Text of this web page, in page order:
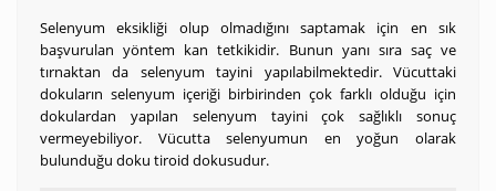
Selenyum eksikliği olup olmadığını saptamak için en sık
başvurulan yöntem kan tetkikidir. Bunun yanı sıra saç ve
tırnaktan da selenyum tayini yapılabilmektedir. Vücuttaki
dokuların selenyum içeriği birbirinden çok farklı olduğu için
dokulardan yapılan selenyum tayini çok sağlıklı sonuç
vermeyebiliyor. Vücutta selenyumun en yoğun olarak
bulunduğu doku tiroid dokusudur.